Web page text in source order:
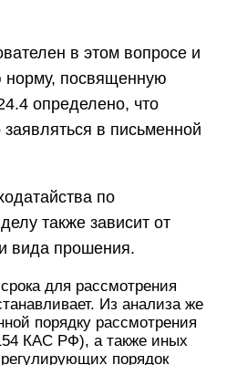
в этом вопросе и
норму, посвященную
определено, что
в письменной
по
также зависит от
вида прошения.
для рассмотрения
Из анализа же
порядку рассмотрения
КАС РФ), а также иных
порядок